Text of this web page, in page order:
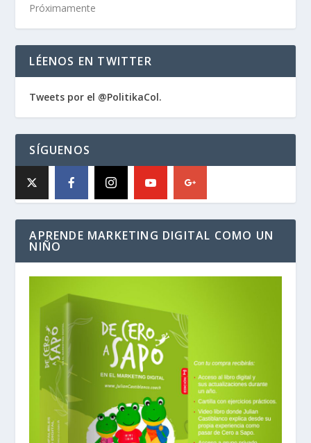
Próximamente
LÉENOS EN TWITTER
Tweets por el @PolitikaCol.
SÍGUENOS
APRENDE MARKETING DIGITAL COMO UN
NIÑO